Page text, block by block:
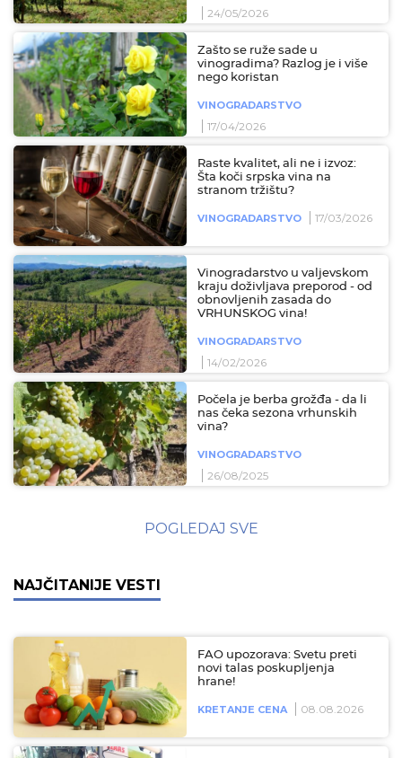
24/05/2026
Zašto se ruže sade u
vinogradima? Razlog je i više
nego koristan
VINOGRADARSTVO
17/04/2026
Raste kvalitet, ali ne i izvoz:
Šta koči srpska vina na
stranom tržištu?
VINOGRADARSTVO 17/03/2026
Vinogradarstvo u valjevskom
kraju doživljava preporod - od
obnovljenih zasada do
VRHUNSKOG vina!
VINOGRADARSTVO
14/02/2026
Počela je berba grožđa - da li
nas čeka sezona vrhunskih
vina?
VINOGRADARSTVO
26/08/2025
POGLEDAJ SVE
NAJČITANIJE VESTI
FAO upozorava: Svetu preti
novi talas poskupljenja
hrane!
KRETANJE CENA 08.08.2026